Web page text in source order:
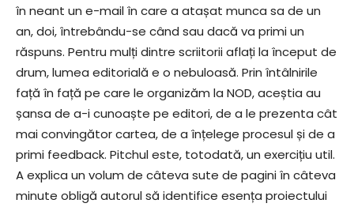
în neant un e-mail în care a atașat munca sa de un
an, doi, întrebându-se când sau dacă va primi un
răspuns. Pentru mulți dintre scriitorii aflați la început de
drum, lumea editorială e o nebuloasă. Prin întâlnirile
față în față pe care le organizăm la NOD, aceștia au
șansa de a-i cunoaște pe editori, de a le prezenta cât
mai convingător cartea, de a înțelege procesul și de a
primi feedback. Pitchul este, totodată, un exercițiu util.
A explica un volum de câteva sute de pagini în câteva
minute obligă autorul să identifice esența proiectului